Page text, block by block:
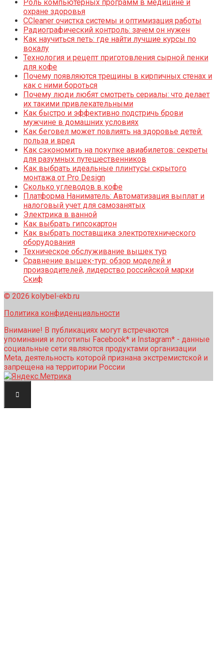
Роль компьютерных программ в медицине и
охране здоровья
CCleaner очистка системы и оптимизация работы
Радиографический контроль: зачем он нужен
Как научиться петь: где найти лучшие курсы по
вокалу
Технология и рецепт приготовления сырной пенки
для кофе
Почему появляются трещины в кирпичных стенах и
как с ними бороться
Почему люди любят смотреть сериалы: что делает
их такими привлекательными
Как быстро и эффективно подстричь брови
мужчине в домашних условиях
Как беговел может повлиять на здоровье детей:
польза и вред
Как сэкономить на покупке авиабилетов: секреты
для разумных путешественников
Как выбрать идеальные плинтусы скрытого
монтажа от Pro Design
Сколько углеводов в кофе
Платформа Наниматель: Автоматизация выплат и
налоговый учет для самозанятых
Электрика в ванной
Как выбрать гипсокартон
Как выбрать поставщика электротехнического
оборудования
Техническое обслуживание вышек тур
Сравнение вышек-тур: обзор моделей и
производителей, лидерство российской марки
Скиф
© 2026 kolybel-ekb.ru
Политика конфиденциальности
Внимание! В публикациях могут встречаются
упоминания и логотипы Facebook* и Instagram* - данные
социальные сети являются продуктами организации
Meta, деятельность которой признана экстремистской и
запрещена на территории России